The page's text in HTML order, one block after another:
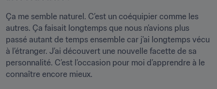
Ça me semble naturel. C’est un coéquipier comme les
autres. Ça faisait longtemps que nous n’avions plus
passé autant de temps ensemble car j'ai longtemps vécu
à l’étranger. J’ai découvert une nouvelle facette de sa
personnalité. C’est l’occasion pour moi d’apprendre à le
connaître encore mieux.